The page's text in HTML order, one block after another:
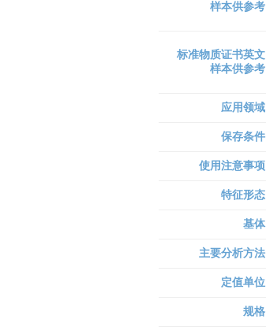
样本供参考
标准物质证书英文
样本供参考
应用领域
保存条件
使用注意事项
特征形态
基体
主要分析方法
定值单位
规格